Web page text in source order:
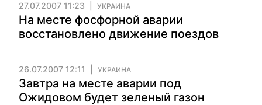
27.07.2007 11:23 УКРАИНА
На месте фосфорной аварии
восстановлено движение поездов
26.07.2007 12:11 УКРАИНА
Завтра на месте аварии под
Ожидовом будет зеленый газон